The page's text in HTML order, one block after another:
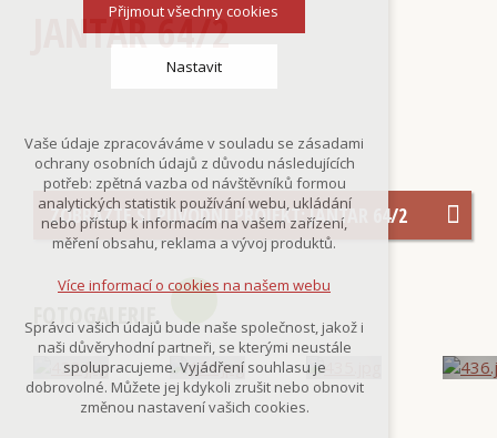
JANTAR 64/2
ZOBRAZTE SI PŮVODNÍ PROJEKT: JANTAR 64/2
FOTOGALERIE
Přijmout všechny cookies
Nastavit
nutná pro provozování webu
udržení kontextu stránek (session):
případná přihlášení, volby jazyka, apod.
Volitelná cookies
analytická pro anonymizované
marketingová cookies
Více informací o cookies na našem webu
Vaše údaje zpracováváme v souladu se zásadami
ochrany osobních údajů z důvodu následujících
potřeb: zpětná vazba od návštěvníků formou
analytických statistik používání webu, ukládání
nebo přístup k informacím na vašem zařízení,
měření obsahu, reklama a vývoj produktů.
Více informací o cookies na našem webu
Správci vašich údajů bude naše společnost, jakož i
naši důvěryhodní partneři, se kterými neustále
spolupracujeme. Vyjádření souhlasu je
dobrovolné. Můžete jej kdykoli zrušit nebo obnovit
změnou nastavení vašich cookies.